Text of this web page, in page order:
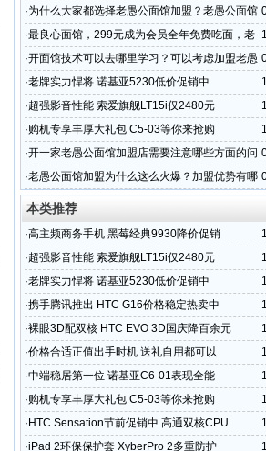
·为什么大家都选择老愚公面馆加盟？老愚公面馆
的核心是什么
·最良心面馆，299元成为会员全年免费吃面，老
愚公面馆好吃不贵
·开面馆技术可以去哪里学习？可以考虑加盟老愚
公面馆
·老牌实力悍将 诺基亚5230低价促销中
·超强影音性能 索爱旗舰LT15i仅2480元
·购机专享丰厚大礼包 C5-03等你来抢购
·开一家老愚公面馆加盟店需要注意哪些方面的问
题？
·老愚公面馆加盟为什么这么火爆？加盟优势有哪
些？
本类推荐
·高主频商务手机 黑莓经典9930降价促销
·超强影音性能 索爱旗舰LT15i仅2480元
·老牌实力悍将 诺基亚5230低价促销中
·携手腾讯推出 HTC G16价格稳定热卖中
·裸眼3D配双核 HTC EVO 3D国庆降百余元
·价格合适正值出手时机 送礼自用都可以
·中端稳居第一位 诺基亚C6-01表现全能
·购机专享丰厚大礼包 C5-03等你来抢购
· HTC Sensation节前促销中 高通双核CPU
·iPad 2环保保护套 XyberPro 2多重防护